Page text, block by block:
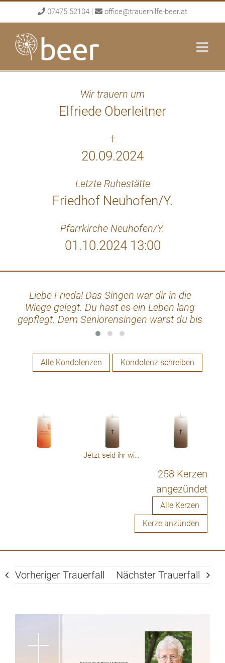
to
content
07475 52104 | office@trauerhilfe-beer.at
Wir trauern um
Elfriede Oberleitner
†
20.09.2024
Letzte Ruhestätte
Friedhof Neuhofen/Y.
Pfarrkirche Neuhofen/Y.
01.10.2024 13:00
Liebe Frieda! Das Singen war dir in die
Wiege gelegt. Du hast es ein Leben lang
gepflegt. Dem Seniorensingen warst du bis
zum 25. April 2024 treu. Nun bist du im
Danke für dein bei uns sein. und allen
Angehörigen herzliche Anteilnahme. Deine
Alle Kondolenzen Kondolenz schreiben
Jetzt seid ihr wieder beieinander
258 Kerzen
angezündet
Alle Kerzen
Kerze anzünden
Vorheriger Trauerfall Nächster Trauerfall